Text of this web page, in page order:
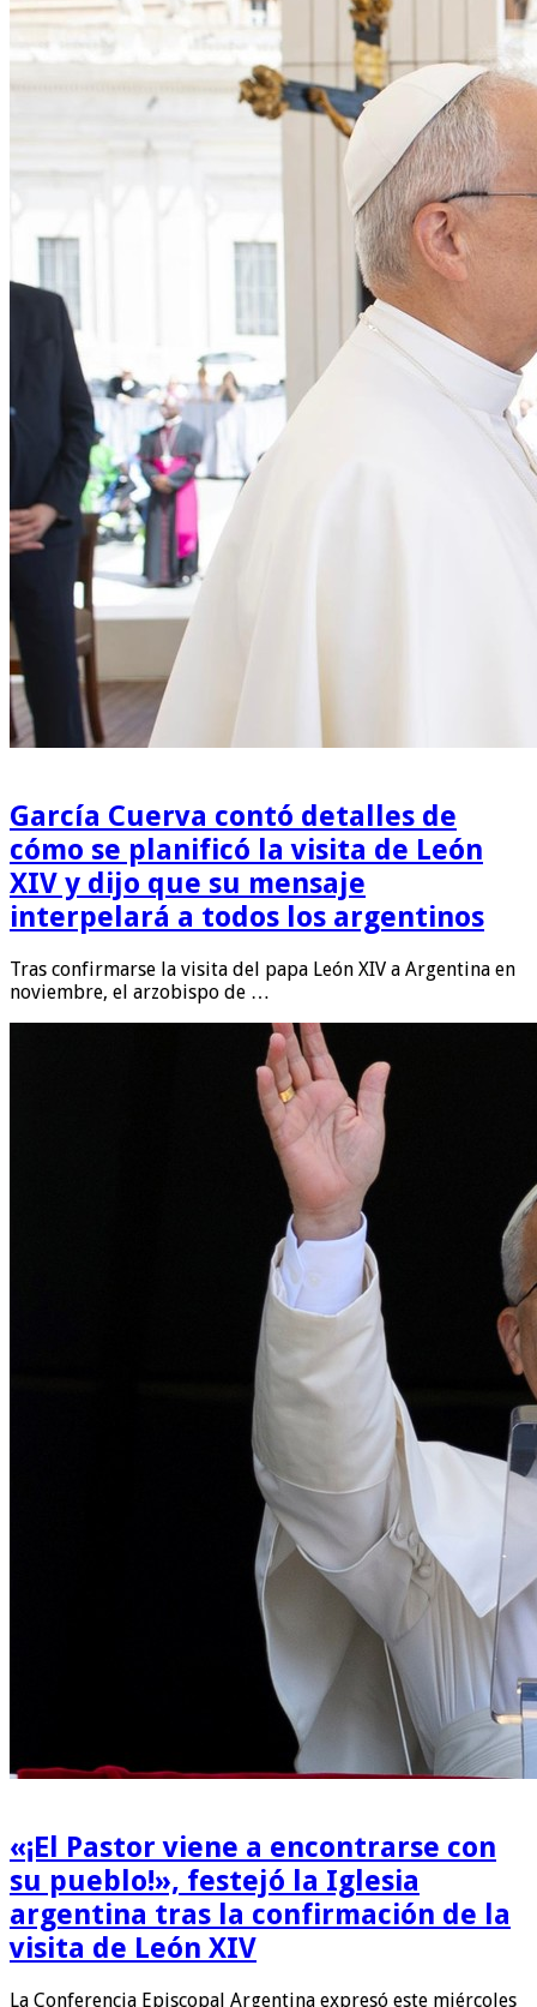
García Cuerva contó detalles de
cómo se planificó la visita de León
XIV y dijo que su mensaje
interpelará a todos los argentinos
Tras confirmarse la visita del papa León XIV a Argentina en
noviembre, el arzobispo de …
«¡El Pastor viene a encontrarse con
su pueblo!», festejó la Iglesia
argentina tras la confirmación de la
visita de León XIV
La Conferencia Episcopal Argentina expresó este miércoles